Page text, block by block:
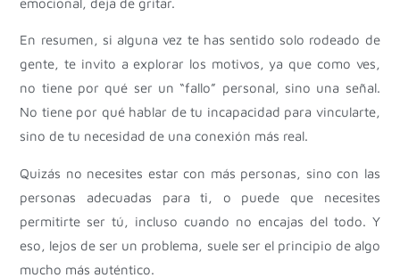
En resumen, si alguna vez te has sentido solo rodeado de
gente, te invito a explorar los motivos, ya que como ves,
no tiene por qué ser un “fallo” personal, sino una señal.
No tiene por qué hablar de tu incapacidad para vincularte,
sino de tu necesidad de una conexión más real.
Quizás no necesites estar con más personas, sino con las
personas adecuadas para ti, o puede que necesites
permitirte ser tú, incluso cuando no encajas del todo. Y
eso, lejos de ser un problema, suele ser el principio de algo
mucho más auténtico.